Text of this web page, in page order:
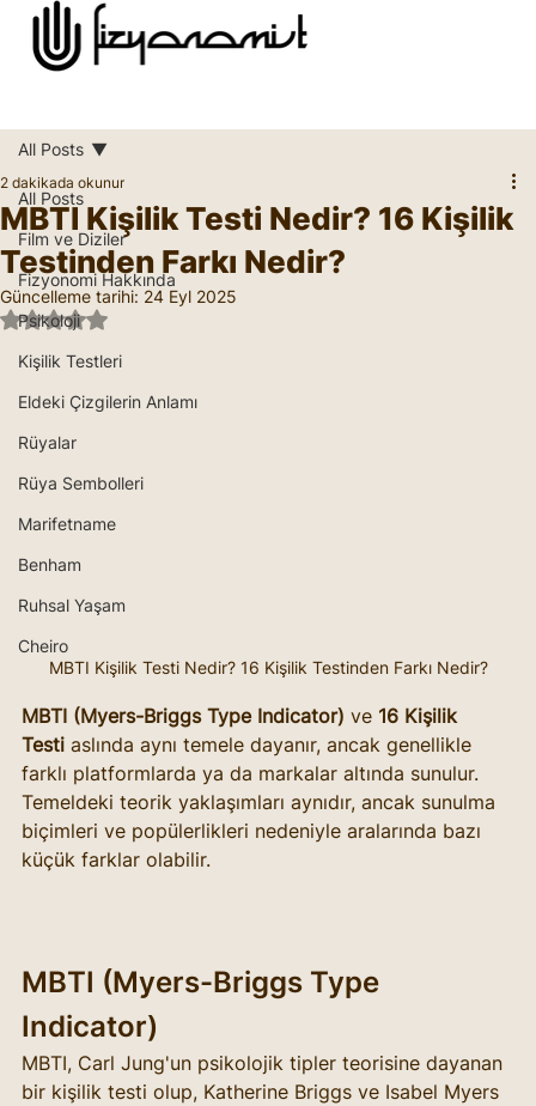
All Posts
Film ve Diziler
Fizyonomi Hakkında
Psikoloji
Kişilik Testleri
Eldeki Çizgilerin Anlamı
Rüyalar
Rüya Sembolleri
Marifetname
Benham
Ruhsal Yaşam
Cheiro
All Posts
MBTI Kişilik Testi Nedir? 16 Kişilik
Testinden Farkı Nedir?
2 dakikada okunur
Güncelleme tarihi: 24 Eyl 2025
5 üzerinden NaN yıldız
MBTI Kişilik Testi Nedir? 16 Kişilik Testinden Farkı Nedir?
MBTI (Myers-Briggs Type Indicator) ve 16 Kişilik
Testi aslında aynı temele dayanır, ancak genellikle
farklı platformlarda ya da markalar altında sunulur.
Temeldeki teorik yaklaşımları aynıdır, ancak sunulma
biçimleri ve popülerlikleri nedeniyle aralarında bazı
küçük farklar olabilir.
MBTI (Myers-Briggs Type
Indicator)
MBTI, Carl Jung'un psikolojik tipler teorisine dayanan
bir kişilik testi olup, Katherine Briggs ve Isabel Myers